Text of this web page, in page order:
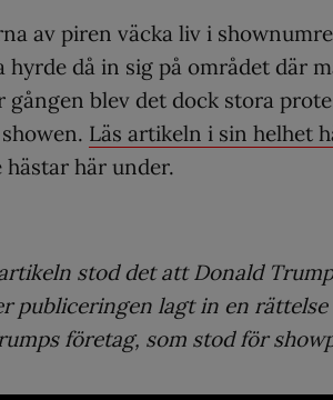
av piren väcka liv i
då in sig på området där
gången blev det dock stora
Läs artikeln i sin helhet
här under.
stod det att Donald
publiceringen lagt in en
företag, som stod för